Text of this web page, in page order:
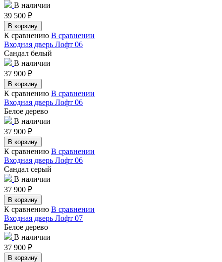
В наличии
39 500 ₽
В корзину
К сравнению В сравнении
Входная дверь Лофт 06
Сандал белый
В наличии
37 900 ₽
В корзину
К сравнению В сравнении
Входная дверь Лофт 06
Белое дерево
В наличии
37 900 ₽
В корзину
К сравнению В сравнении
Входная дверь Лофт 06
Сандал серый
В наличии
37 900 ₽
В корзину
К сравнению В сравнении
Входная дверь Лофт 07
Белое дерево
В наличии
37 900 ₽
В корзину